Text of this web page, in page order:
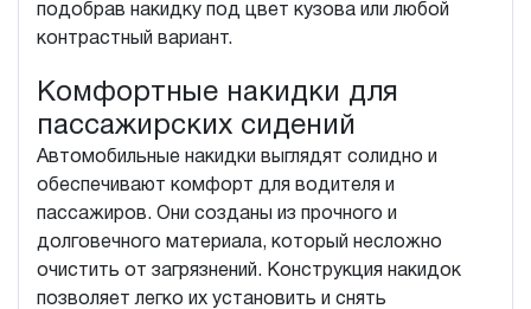
подобрав накидку под цвет кузова или любой
контрастный вариант.
Комфортные накидки для
пассажирских сидений
Автомобильные накидки выглядят солидно и
обеспечивают комфорт для водителя и
пассажиров. Они созданы из прочного и
долговечного материала, который несложно
очистить от загрязнений. Конструкция накидок
позволяет легко их установить и снять